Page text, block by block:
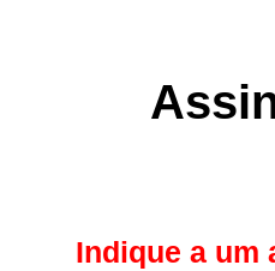
Indique a um